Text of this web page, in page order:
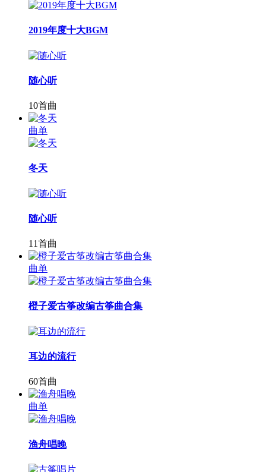
2019年度十大BGM
随心听
10首曲
曲单
冬天
随心听
11首曲
曲单
橙子爱古筝改编古筝曲合集
耳边的流行
60首曲
曲单
渔舟唱晚